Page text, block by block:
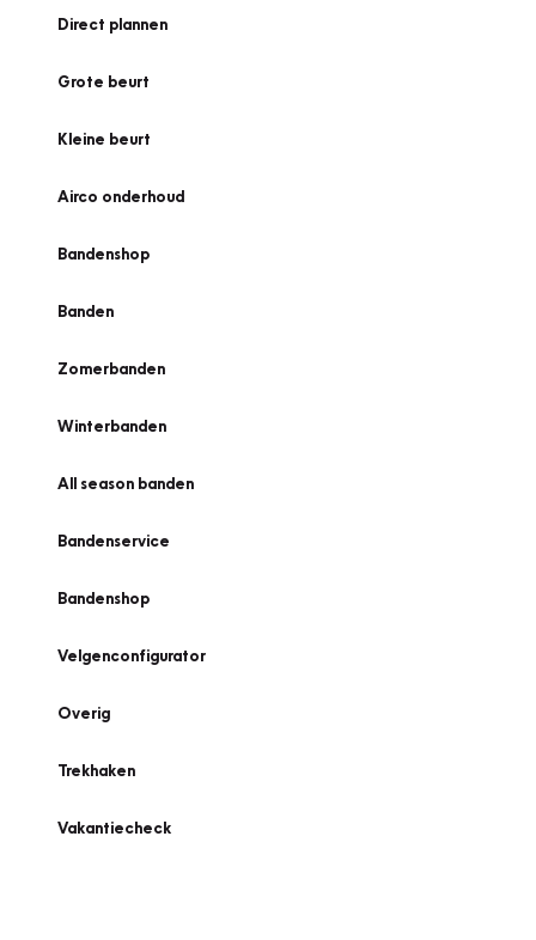
Direct plannen
Grote beurt
Kleine beurt
Airco onderhoud
Bandenshop
Banden
Zomerbanden
Winterbanden
All season banden
Bandenservice
Bandenshop
Velgenconfigurator
Overig
Trekhaken
Vakantiecheck